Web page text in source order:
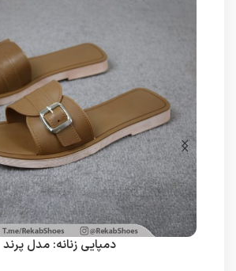
دمپایی زنانه: مدل پرند